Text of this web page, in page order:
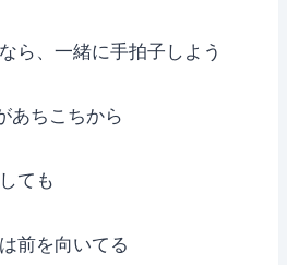
ら、一緒に手拍子しよう
あちこちから
ても
前を向いてる